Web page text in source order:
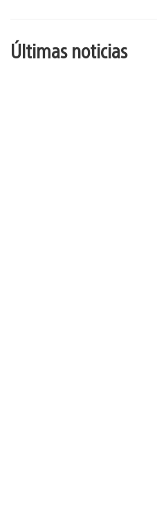
Últimas noticias